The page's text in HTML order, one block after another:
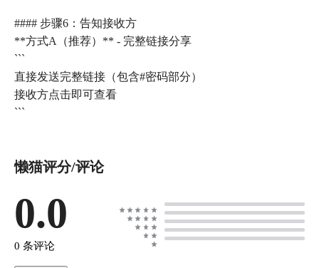
#### 步骤6：告知接收方
**方式A（推荐）** - 完整链接分享
```
直接发送完整链接（包含#密码部分）
接收方点击即可查看
懒猫评分/评论
0.0
0 条评论